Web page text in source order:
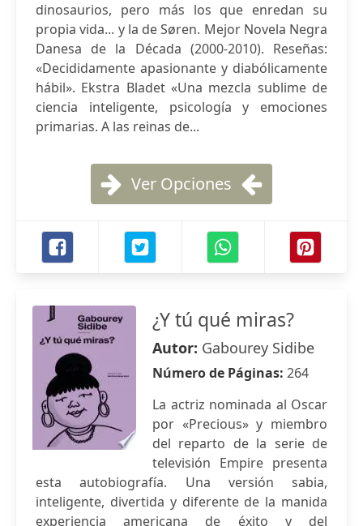
dinosaurios, pero más los que enredan su
propia vida... y la de Søren. Mejor Novela Negra
Danesa de la Década (2000-2010). Reseñas:
«Decididamente apasionante y diabólicamente
hábil». Ekstra Bladet «Una mezcla sublime de
ciencia inteligente, psicología y emociones
primarias. A las reinas de...
Ver Opciones
¿Y tú qué miras?
Autor: Gabourey Sidibe
Número de Páginas: 264
La actriz nominada al Oscar
por «Precious» y miembro
del reparto de la serie de
televisión Empire presenta
esta autobiografía. Una versión sabia,
inteligente, divertida y diferente de la manida
experiencia americana de éxito y del